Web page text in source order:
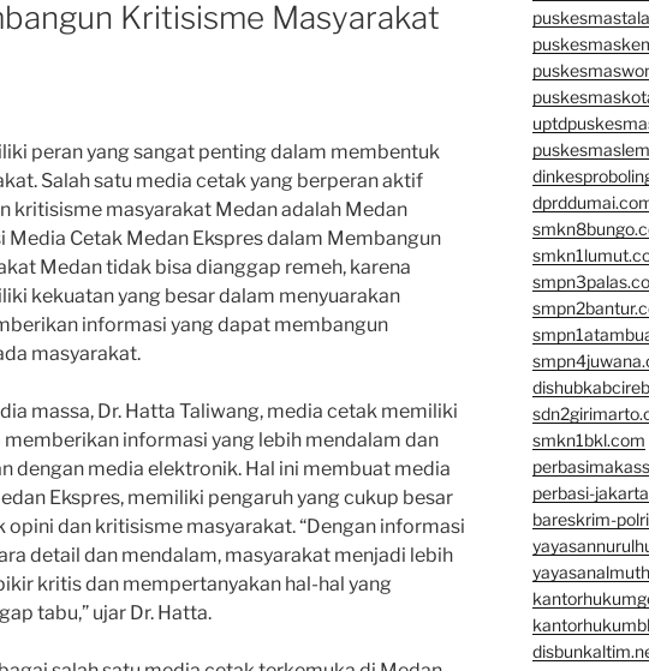
Kritisisme Masyarakat
peran yang sangat penting dalam membentuk
Salah satu media cetak yang berperan aktif
kritisisme masyarakat Medan adalah Medan
Media Cetak Medan Ekspres dalam Membangun
Medan tidak bisa dianggap remeh, karena
kekuatan yang besar dalam menyuarakan
informasi yang dapat membangun
masyarakat.
massa, Dr. Hatta Taliwang, media cetak memiliki
informasi yang lebih mendalam dan
dengan media elektronik. Hal ini membuat media
Ekspres, memiliki pengaruh yang cukup besar
dan kritisisme masyarakat. “Dengan informasi
detail dan mendalam, masyarakat menjadi lebih
kritis dan mempertanyakan hal-hal yang
tabu,” ujar Dr. Hatta.
smkn1bkl.com
perbasi-
bareskrim-